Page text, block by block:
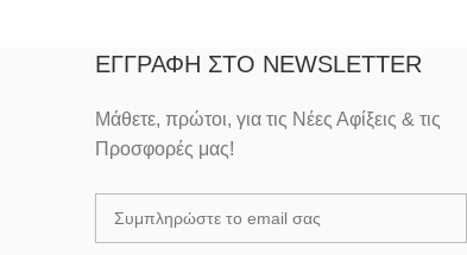
ΕΓΓΡΑΦΉ ΣΤΟ NEWSLETTER
Μάθετε, πρώτοι, για τις Νέες Αφίξεις & τις
Προσφορές μας!